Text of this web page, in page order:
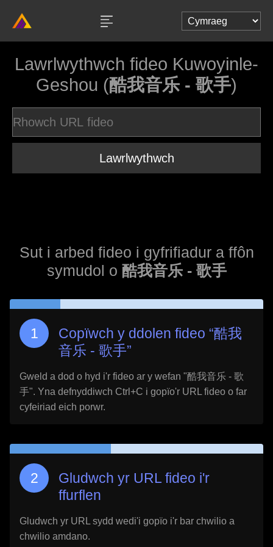
Lawrlwythwch fideo Kuwoyinle-
Geshou (酷我音乐 - 歌手)
Lawrlwythwch
Sut i arbed fideo i gyfrifiadur a ffôn
symudol o 酷我音乐 - 歌手
Copïwch y ddolen fideo “酷我
音乐 - 歌手”
Gweld a dod o hyd i'r fideo ar y wefan "酷我音乐 - 歌
手". Yna defnyddiwch Ctrl+C i gopïo'r URL fideo o far
cyfeiriad eich porwr.
Gludwch yr URL fideo i'r
ffurflen
Gludwch yr URL sydd wedi'i gopïo i'r bar chwilio a
chwilio amdano.